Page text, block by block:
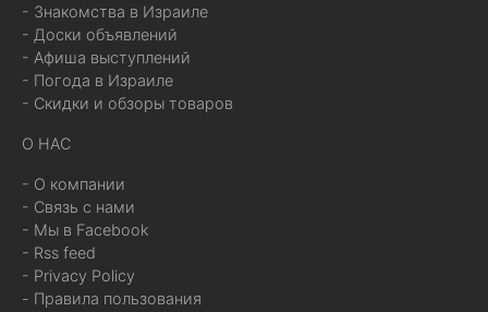
- Знакомства в Израиле
- Доски объявлений
- Афиша выступлений
- Погода в Израиле
- Скидки и обзоры товаров
О НАС
- О компании
- Связь с нами
- Мы в Facebook
- Rss feed
- Privacy Policy
- Правила пользования